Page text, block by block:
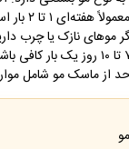
ضخیم یا
موهای نازک یا چرب
از ماسک مو شامل